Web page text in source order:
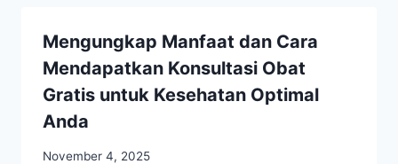
Mengungkap Manfaat dan Cara
Mendapatkan Konsultasi Obat
Gratis untuk Kesehatan Optimal
Anda
November 4, 2025